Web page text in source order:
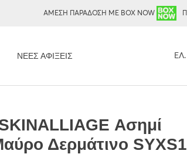
ΑΜΕΣΗ ΠΑΡΑΔΟΣΗ ΜΕ BOX NOW
ΝΈΕΣ ΑΦΊΞΕΙΣ ΕΛ.
Ασημί
Δερμάτινο